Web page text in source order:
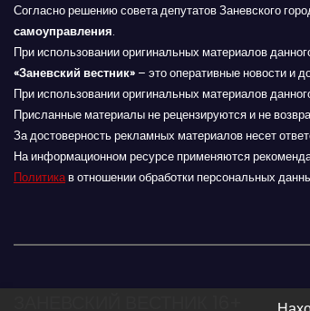
з
а
п
и
с
м
Согласно решению совета депутатов Заневского
самоуправления.
При использовании оригинальных материалов
«Заневский вестник» – это оперативные новости и
При использовании оригинальных материалов
Присланные материалы не рецензируются и не
За достоверность рекламных материалов несет
На информационном ресурсе применяются
Политикав отношении обработки персональных